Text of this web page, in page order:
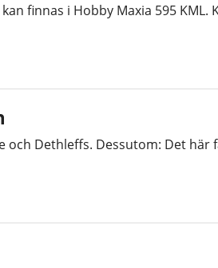
finnas i Hobby Maxia 595 KML.
och Dethleffs. Dessutom: Det här